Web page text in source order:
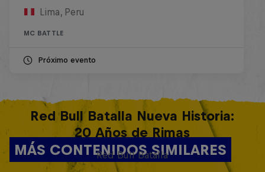
Lima, Peru
MC BATTLE
Próximo evento
MÁS CONTENIDOS SIMILARES
Red Bull Batalla Nueva Historia:
20 Años de Rimas
Red Bull Batalla